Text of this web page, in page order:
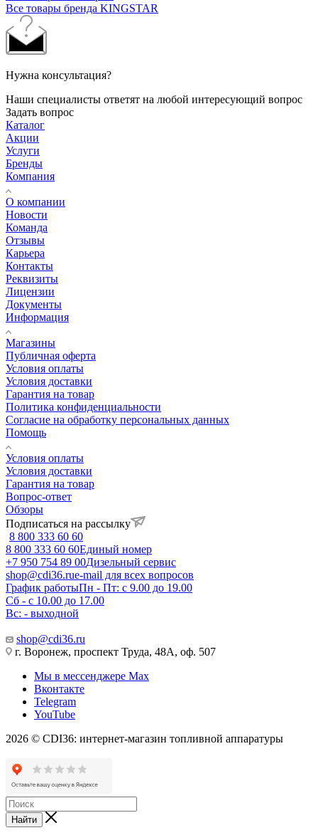
Все товары бренда KINGSTAR
Нужна консультация?
Наши специалисты ответят на любой интересующий вопрос
Задать вопрос
Каталог
Акции
Услуги
Бренды
Компания
О компании
Новости
Команда
Отзывы
Карьера
Контакты
Реквизиты
Лицензии
Документы
Информация
Магазины
Публичная оферта
Условия оплаты
Условия доставки
Гарантия на товар
Политика конфиденциальности
Согласие на обработку персональных данных
Помощь
Условия оплаты
Условия доставки
Гарантия на товар
Вопрос-ответ
Обзоры
Подписаться на рассылку
8 800 333 60 60
8 800 333 60 60Единый номер
+7 950 754 89 00Дизельный сервис
shop@cdi36.rue-mail для всех вопросов
График работыПн - Пт: с 9.00 до 19.00
Сб - с 10.00 до 17.00
Вс: - выходной
shop@cdi36.ru
г. Воронеж, проспект Труда, 48А, оф. 507
Мы в мессенджере Max
Вконтакте
Telegram
YouTube
2026 © CDI36: интернет-магазин топливной аппаратуры
Найти